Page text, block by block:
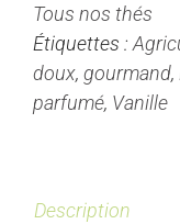
Thé
noir
parfumé
-
Tous nos thés
Étiquettes :
doux, gourmand,
parfumé, Vanille
Description